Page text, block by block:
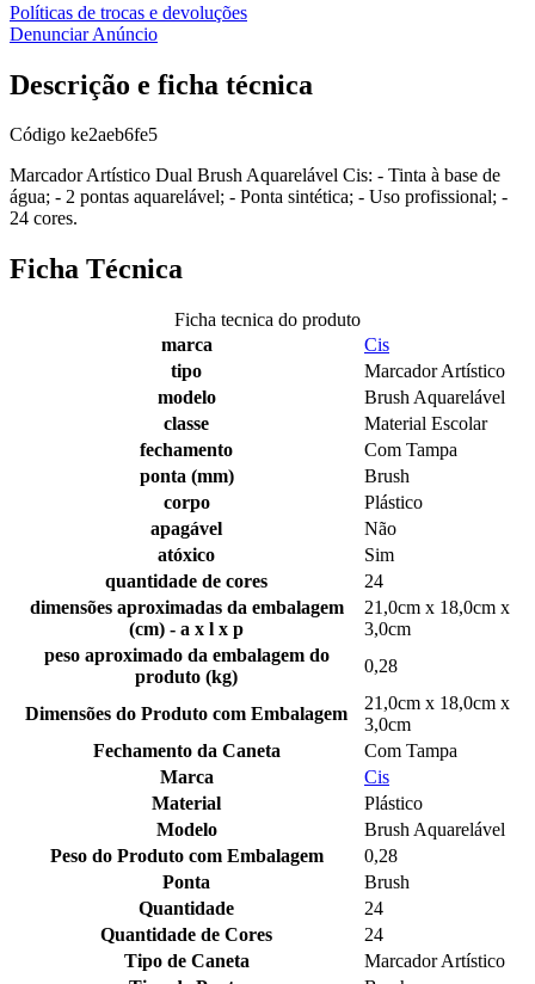
Políticas de trocas e devoluções
Denunciar Anúncio
Descrição e ficha técnica
Código ke2aeb6fe5
Marcador Artístico Dual Brush Aquarelável Cis: - Tinta à base de
água; - 2 pontas aquarelável; - Ponta sintética; - Uso profissional; -
24 cores.
Ficha Técnica
Ficha tecnica do produto
marca
Cis
tipo
Marcador Artístico
modelo
Brush Aquarelável
classe
Material Escolar
fechamento
Com Tampa
ponta (mm)
Brush
corpo
Plástico
apagável
Não
atóxico
Sim
quantidade de cores
24
dimensões aproximadas da embalagem
(cm) - a x l x p
21,0cm x 18,0cm x
3,0cm
peso aproximado da embalagem do
produto (kg)
0,28
Dimensões do Produto com Embalagem
21,0cm x 18,0cm x
3,0cm
Fechamento da Caneta
Com Tampa
Marca
Cis
Material
Plástico
Modelo
Brush Aquarelável
Peso do Produto com Embalagem
0,28
Ponta
Brush
Quantidade
24
Quantidade de Cores
24
Tipo de Caneta
Marcador Artístico